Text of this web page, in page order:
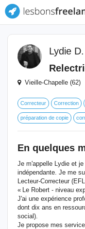
Lydie D.
Vieille-Chapelle
Correcteur Correction
préparation de copie
En quelques
Je m'appelle Lydie et
indépendante. Je me
Lecteur-Correcteur
« Le Robert - niveau
J'ai une expérience
dont dix ans en
social).
Je propose mes